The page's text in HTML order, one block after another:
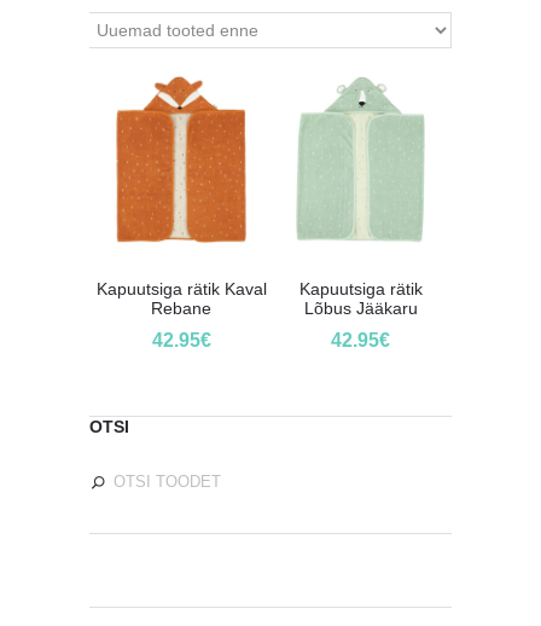
Kapuutsiga rätik Kaval
Rebane
42.95€
Kapuutsiga rätik
Lõbus Jääkaru
42.95€
OTSI